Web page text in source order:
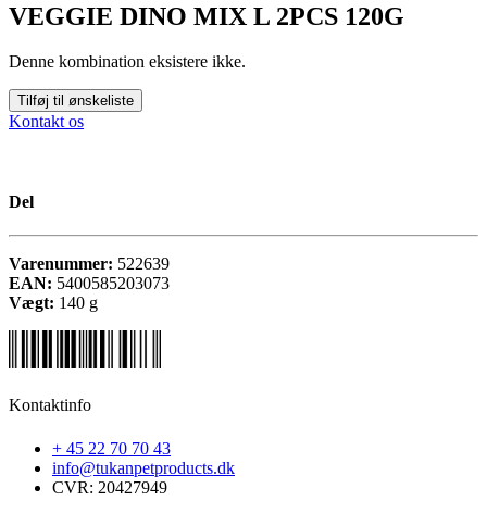
VEGGIE DINO MIX L 2PCS 120G
Denne kombination eksistere ikke.
Tilføj til ønskeliste
Kontakt os
Del
Varenummer: 522639
EAN: 5400585203073
Vægt: 140 g
Kontaktinfo
+ 45 22 70 70 43
info@tukanpetproducts.dk
CVR: 20427949